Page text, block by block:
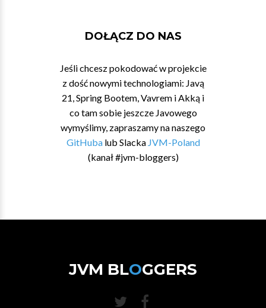
DOŁĄCZ DO NAS
Jeśli chcesz pokodować w projekcie
z dość nowymi technologiami: Javą
21, Spring Bootem, Vavrem i Akką i
co tam sobie jeszcze Javowego
wymyślimy, zapraszamy na naszego
GitHubalub Slacka JVM-Poland
(kanał #jvm-bloggers)
JVM BLOGGERS